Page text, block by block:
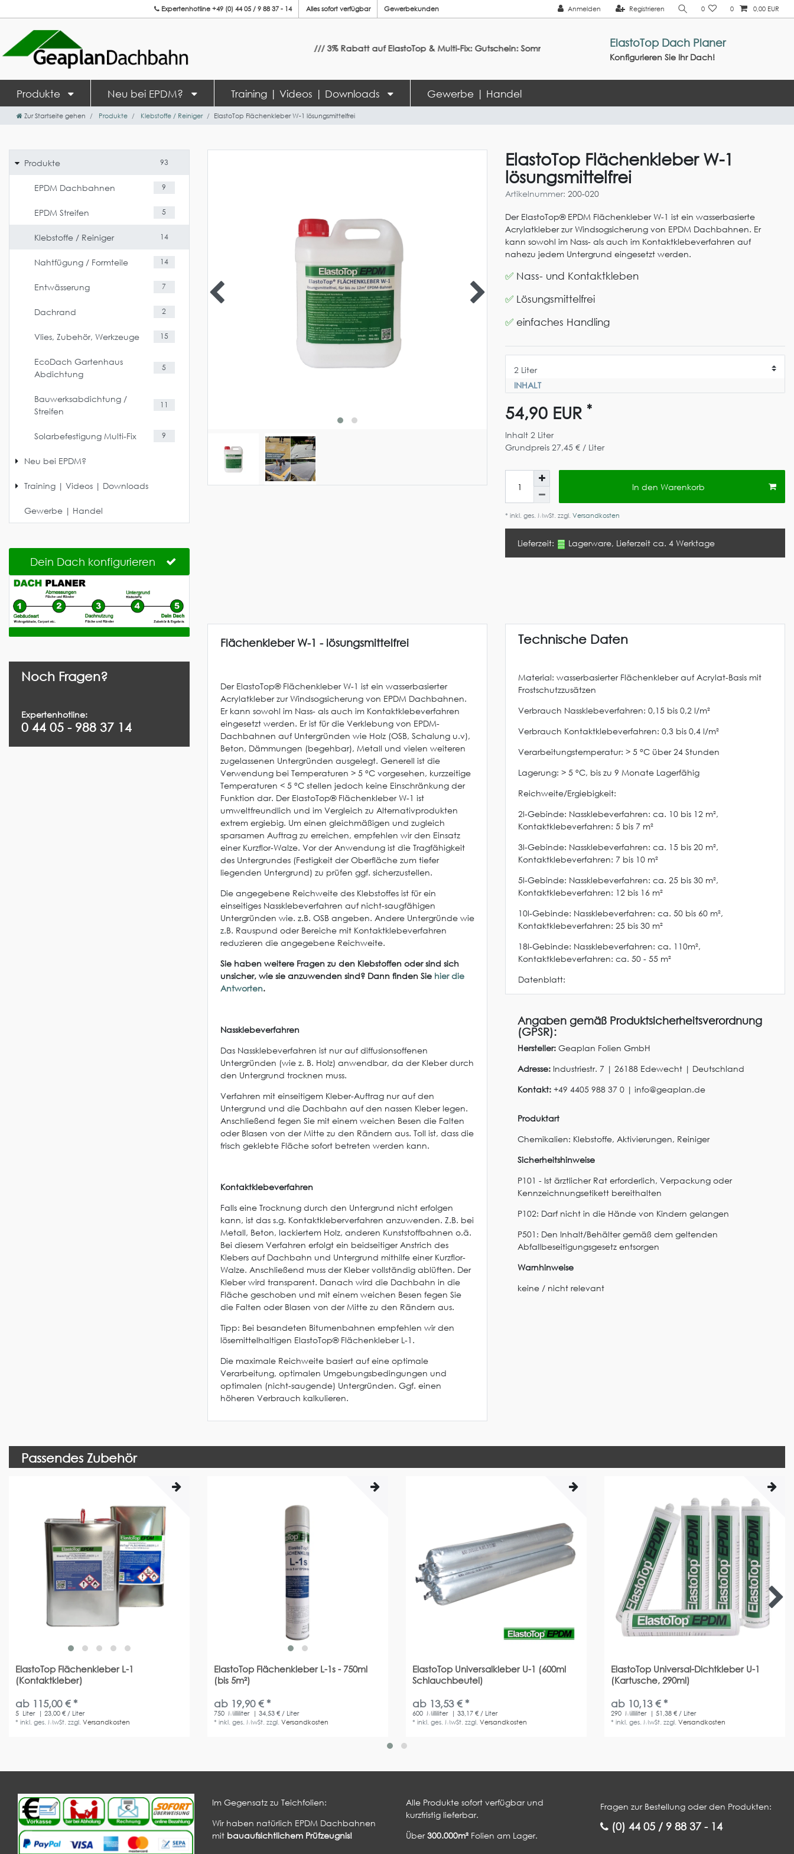
Anmelden Registrieren 0 0 0,00 EUR
Expertenhotline +49 (0) 44 05 / 9 88 37 - 14 Alles sofort verfügbar Gewerbekunden
/// 3% Rabatt auf ElastoTop & Multi-Fix: Gutschein: Sommer2026 /// ElastoTop Dach Planer
Konfigurieren Sie Ihr Dach!
Produkte Neu bei EPDM? Training | Videos | Downloads Gewerbe | Handel
Zur Startseite gehen Produkte Klebstoffe / Reiniger ElastoTop Flächenkleber W-1 lösungsmittelfrei
Produkte 93
EPDM Dachbahnen 9
EPDM Streifen 5
Klebstoffe / Reiniger 14
Nahtfügung / Formteile 14
Entwässerung 7
Dachrand 2
Vlies, Zubehör, Werkzeuge 15
EcoDach Gartenhaus
Abdichtung
5
Bauwerksabdichtung /
Streifen
11
Solarbefestigung Multi-Fix 9
Neu bei EPDM?
Training | Videos | Downloads
Gewerbe | Handel
Dein Dach konfigurieren
Noch Fragen?
Expertenhotline:
0 44 05 - 988 37 14
ElastoTop Flächenkleber W-1
lösungsmittelfrei
Artikelnummer: 200-020
Der ElastoTop® EPDM Flächenkleber W-1 ist ein wasserbasierte
Acrylatkleber zur Windsogsicherung von EPDM Dachbahnen. Er
kann sowohl im Nass- als auch im Kontaktklebeverfahren auf
nahezu jedem Untergrund eingesetzt werden.
✅ Nass- und Kontaktkleben
✅ Lösungsmittelfrei
✅ einfaches Handling
INHALT
54,90 EUR *
Inhalt 2 Liter
Grundpreis 27,45 € / Liter
In den Warenkorb
* inkl. ges. MwSt. zzgl. Versandkosten
Lieferzeit: Lagerware, Lieferzeit ca. 4 Werktage
Flächenkleber W-1 - lösungsmittelfrei
Der ElastoTop® Flächenkleber W-1 ist ein wasserbasierter
Acrylatkleber zur Windsogsicherung von EPDM Dachbahnen.
Er kann sowohl im Nass- als auch im Kontaktklebeverfahren
eingesetzt werden. Er ist für die Verklebung von EPDM-
Dachbahnen auf Untergründen wie Holz (OSB, Schalung u.v),
Beton, Dämmungen (begehbar), Metall und vielen weiteren
zugelassenen Untergründen ausgelegt. Generell ist die
Verwendung bei Temperaturen > 5 °C vorgesehen, kurzzeitige
Temperaturen < 5 °C stellen jedoch keine Einschränkung der
Funktion dar. Der ElastoTop® Flächenkleber W-1 ist
umweltfreundlich und im Vergleich zu Alternativprodukten
extrem ergiebig. Um einen gleichmäßigen und zugleich
sparsamen Auftrag zu erreichen, empfehlen wir den Einsatz
einer Kurzflor-Walze. Vor der Anwendung ist die Tragfähigkeit
des Untergrundes (Festigkeit der Oberfläche zum tiefer
liegenden Untergrund) zu prüfen ggf. sicherzustellen.
Die angegebene Reichweite des Klebstoffes ist für ein
einseitiges Nassklebeverfahren auf nicht-saugfähigen
Untergründen wie. z.B. OSB angeben. Andere Untergründe wie
z.B. Rauspund oder Bereiche mit Kontaktklebeverfahren
reduzieren die angegebene Reichweite.
Sie haben weitere Fragen zu den Klebstoffen oder sind sich
unsicher, wie sie anzuwenden sind? Dann finden Sie hier die
Antworten.
Nassklebeverfahren
Das Nassklebeverfahren ist nur auf diffusionsoffenen
Untergründen (wie z. B. Holz) anwendbar, da der Kleber durch
den Untergrund trocknen muss.
Verfahren mit einseitigem Kleber-Auftrag nur auf den
Untergrund und die Dachbahn auf den nassen Kleber legen.
Anschließend fegen Sie mit einem weichen Besen die Falten
oder Blasen von der Mitte zu den Rändern aus. Toll ist, dass die
frisch geklebte Fläche sofort betreten werden kann.
Kontaktklebeverfahren
Falls eine Trocknung durch den Untergrund nicht erfolgen
kann, ist das s.g. Kontaktkleberverfahren anzuwenden. Z.B. bei
Metall, Beton, lackiertem Holz, anderen Kunststoffbahnen o.ä.
Bei diesem Verfahren erfolgt ein beidseitiger Anstrich des
Klebers auf Dachbahn und Untergrund mithilfe einer Kurzflor-
Walze. Anschließend muss der Kleber vollständig ablüften. Der
Kleber wird transparent. Danach wird die Dachbahn in die
Fläche geschoben und mit einem weichen Besen fegen Sie
die Falten oder Blasen von der Mitte zu den Rändern aus.
Tipp: Bei besandeten Bitumenbahnen empfehlen wir den
lösemittelhaltigen ElastoTop® Flächenkleber L-1.
Die maximale Reichweite basiert auf eine optimale
Verarbeitung, optimalen Umgebungsbedingungen und
optimalen (nicht-saugende) Untergründen. Ggf. einen
höheren Verbrauch kalkulieren.
Technische Daten
Material: wasserbasierter Flächenkleber auf Acrylat-Basis mit
Frostschutzzusätzen
Verbrauch Nassklebeverfahren: 0,15 bis 0,2 l/m²
Verbrauch Kontaktklebeverfahren: 0,3 bis 0,4 l/m²
Verarbeitungstemperatur: > 5 °C über 24 Stunden
Lagerung: > 5 °C, bis zu 9 Monate Lagerfähig
Reichweite/Ergiebigkeit:
2l-Gebinde: Nassklebeverfahren: ca. 10 bis 12 m²,
Kontaktklebeverfahren: 5 bis 7 m²
3l-Gebinde: Nassklebeverfahren: ca. 15 bis 20 m²,
Kontaktklebeverfahren: 7 bis 10 m²
5l-Gebinde: Nassklebeverfahren: ca. 25 bis 30 m²,
Kontaktklebeverfahren: 12 bis 16 m²
10l-Gebinde: Nassklebeverfahren: ca. 50 bis 60 m²,
Kontaktklebeverfahren: 25 bis 30 m²
18l-Gebinde: Nassklebeverfahren: ca. 110m²,
Kontaktklebeverfahren: ca. 50 - 55 m²
Datenblatt:
Angaben gemäß Produktsicherheitsverordnung
(GPSR):
Hersteller: Geaplan Folien GmbH
Adresse: Industriestr. 7 | 26188 Edewecht | Deutschland
Kontakt: +49 4405 988 37 0 | info@geaplan.de
Produktart
Chemikalien: Klebstoffe, Aktivierungen, Reiniger
Sicherheitshinweise
P101 - Ist ärztlicher Rat erforderlich, Verpackung oder
Kennzeichnungsetikett bereithalten
P102: Darf nicht in die Hände von Kindern gelangen
P501: Den Inhalt/Behälter gemäß dem geltenden
Abfallbeseitigungsgesetz entsorgen
Warnhinweise
keine / nicht relevant
Passendes Zubehör
ElastoTop Flächenkleber L-1
(Kontaktkleber)
ab 115,00 € *
5 Liter | 23,00 € / Liter
*inkl. ges. MwSt.zzgl.Versandkosten
ElastoTop Flächenkleber L-1s - 750ml
(bis 5m²)
ab 19,90 € *
750 Milliliter | 34,53 € / Liter
*inkl. ges. MwSt.zzgl.Versandkosten
ElastoTop Universalkleber U-1 (600ml
Schlauchbeutel)
ab 13,53 € *
600 Milliliter | 33,17 € / Liter
*inkl. ges. MwSt.zzgl.Versandkosten
ElastoTop Universal-Dichtkleber U-1
(Kartusche, 290ml)
ab 10,13 € *
290 Milliliter | 51,38 € / Liter
*inkl. ges. MwSt.zzgl.Versandkosten
Im Gegensatz zu Teichfolien:
Wir haben natürlich EPDM Dachbahnen
mit bauaufsichtlichem Prüfzeugnis!
Alle Produkte sofort verfügbar und
kurzfristig lieferbar.
Über300.000m² Folien am Lager.
Fragen zur Bestellung oder den Produkten:
(0) 44 05 / 9 88 37 - 14